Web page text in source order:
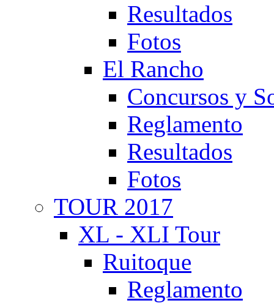
Resultados
Fotos
El Rancho
Concursos y
Reglamento
Resultados
Fotos
TOUR 2017
XL - XLI Tour
Ruitoque
Reglamento